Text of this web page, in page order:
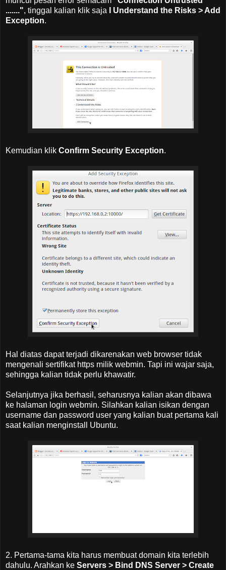
.......", tinggal kalian klik saja
I Understand the Risks > Add
Exception.
Kemudian klik Confirm Security Exception.
Hal diatas dapat terjadi dikarenakan web browser tidak
mengenali sertifikat https milik webmin. Tapi ini wajar saja,
sehingga kalian tidak perlu khawatir.
Selanjutnya jika berhasil, seharusnya kalian akan dibawa
ke halaman login webmin. Silahkan kalian isikan dengan
username dan password user yang kalian buat pertama kali
saat kalian menginstall Ubuntu.
2. Pertama-tama kita harus membuat domain kita terlebih
dahulu. Arahkan ke Servers > Bind DNS Server > Create